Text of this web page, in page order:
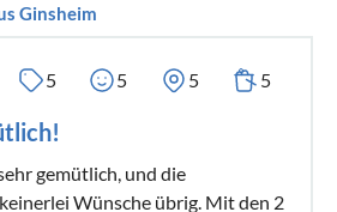
Ginsheim
5 5 5 5
gemütlich, und die
Wünsche übrig. Mit den 2